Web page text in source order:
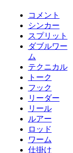
コメント
シンカー
スプリット
ダブルワー
ム
テクニカル
トーク
フック
リーダー
リール
ルアー
ロッド
ワーム
仕掛け